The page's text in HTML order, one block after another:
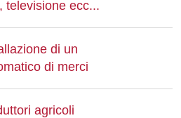
televisione ecc...
di un
di merci
agricoli